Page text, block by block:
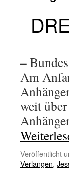
–
Am
weit
Veröffentlicht
Verlangen,